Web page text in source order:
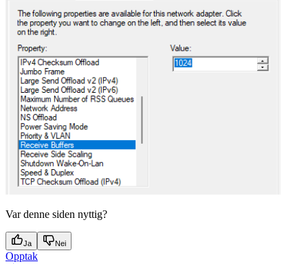
Var denne siden nyttig?
Ja Nei
Opptak